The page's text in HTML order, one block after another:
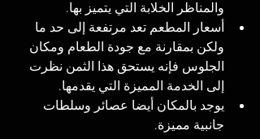
والمناظر الخلابة التي يتميز بها.
أسعار المطعم تعد مرتفعة إلى حد ما
ولكن بمقارنة مع جودة الطعام ومكان
الجلوس فإنه يستحق هذا الثمن نظرت
إلى الخدمة المميزة التي يقدمها.
يوجد بالمكان أيضا عصائر وسلطات
جانبية مميزة.